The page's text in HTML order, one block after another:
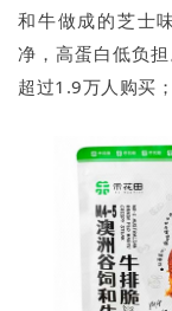
和牛做成的芝士
净，高蛋白低负
超过1.9万人购买